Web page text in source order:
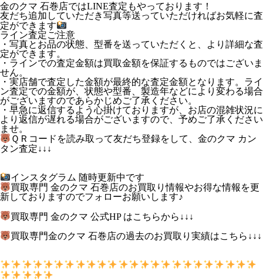
金のクマ 石巻店ではLINE査定もやっております！
友だち追加していただき写真等送っていただければお気軽に査
定ができます
ライン査定ご注意
・写真とお品の状態、型番を送っていただくと、より詳細な査
定ができます。
・ラインでの査定金額は買取金額を保証するものではございま
せん。
・実店舗で査定した金額が最終的な査定金額となります。ライ
ン査定での金額が、状態や型番、製造年などにより変わる場合
がございますのであらかじめご了承ください。
・早急に返信するよう心掛けておりますが、お店の混雑状況に
より返信が遅れる場合がございますので、予めご了承ください
ませ。
ＱＲコードを読み取って友だち登録をして、金のクマ カン
タン査定↓↓↓
インスタグラム 随時更新中です
買取専門 金のクマ 石巻店のお買取り情報やお得な情報を更
新しておりますのでフォローお願いします♪
買取専門 金のクマ 公式HP はこちらから↓↓↓
買取専門金のクマ 石巻店の過去のお買取り実績はこちら↓↓↓